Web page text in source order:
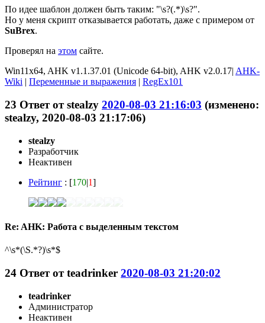
По идее шаблон должен быть таким: "\s?(.*)\s?".
Но у меня скрипт отказывается работать, даже с примером от
SuBrex.
Проверял на этом сайте.
Win11x64, AHK v1.1.37.01 (Unicode 64-bit), AHK v2.0.17| AHK-
Wiki | Переменные и выражения | RegEx101
23 Ответ отstealzy 2020-08-03 21:16:03 (изменено:
stealzy, 2020-08-03 21:17:06)
stealzy
Разработчик
Неактивен
Рейтинг : [170|1]
Re: AHK: Работа с выделенным текстом
^\s*(\S.*?)\s*$
24 Ответ отteadrinker 2020-08-03 21:20:02
teadrinker
Администратор
Неактивен